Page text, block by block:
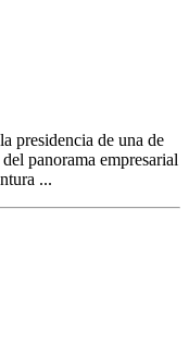
presidencia de una de
panorama empresarial
...